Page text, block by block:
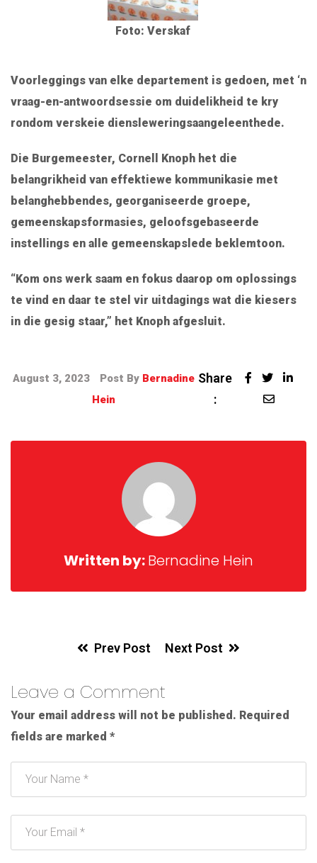
Foto: Verskaf
Voorleggings van elke departement is gedoen, met ‘n
vraag-en-antwoordsessie om duidelikheid te kry
rondom verskeie diensleweringsaangeleenthede.
Die Burgemeester, Cornell Knoph het die
belangrikheid van effektiewe kommunikasie met
belanghebbendes, georganiseerde groepe,
gemeenskapsformasies, geloofsgebaseerde
instellings en alle gemeenskapslede beklemtoon.
“Kom ons werk saam en fokus daarop om oplossings
te vind en daar te stel vir uitdagings wat die kiesers
in die gesig staar,” het Knoph afgesluit.
August 3, 2023 Post By Bernadine
Hein
Share
:
Written by:Bernadine Hein
Prev Post Next Post
Leave a Comment
Your email address will not be published. Required
fields are marked *